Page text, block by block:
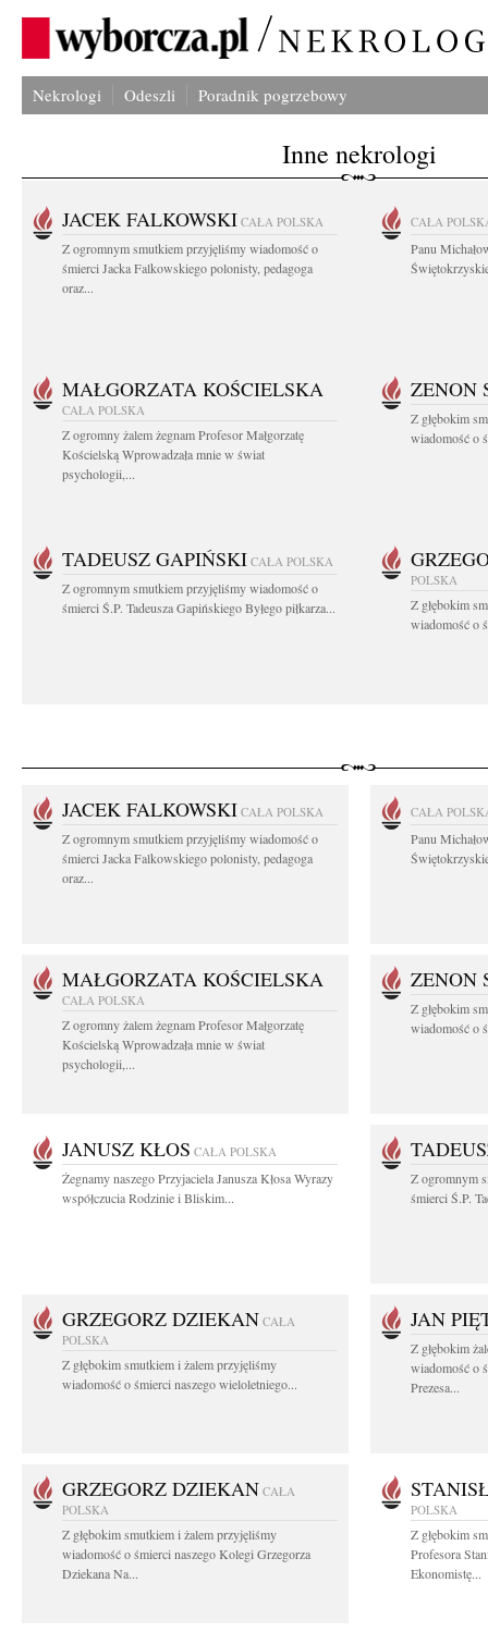
Nekrologi Odeszli Poradnik pogrzebowy
Inne nekrologi
JACEK FALKOWSKI CAŁA POLSKA
Z ogromnym smutkiem przyjęliśmy wiadomość o
śmierci Jacka Falkowskiego polonisty, pedagoga
oraz...
CAŁA
Panu
MAŁGORZATA KOŚCIELSKA
CAŁA POLSKA
Z ogromny żalem żegnam Profesor Małgorzatę
Kościelską Wprowadzała mnie w świat
psychologii,...
ZENON
Z głębokim
wiadomość o
TADEUSZ GAPIŃSKI CAŁA POLSKA
Z ogromnym smutkiem przyjęliśmy wiadomość o
śmierci Ś.P. Tadeusza Gapińskiego Byłego piłkarza...
POLSKA
Z głębokim
wiadomość o
JACEK FALKOWSKI CAŁA POLSKA
Z ogromnym smutkiem przyjęliśmy wiadomość o
śmierci Jacka Falkowskiego polonisty, pedagoga
oraz...
CAŁA
Panu
MAŁGORZATA KOŚCIELSKA
CAŁA POLSKA
Z ogromny żalem żegnam Profesor Małgorzatę
Kościelską Wprowadzała mnie w świat
psychologii,...
ZENON
Z głębokim
wiadomość o
JANUSZ KŁOS CAŁA POLSKA
Żegnamy naszego Przyjaciela Janusza Kłosa Wyrazy
współczucia Rodzinie i Bliskim...
Z ogromnym
śmierci Ś.P.
GRZEGORZ DZIEKAN CAŁA
POLSKA
Z głębokim smutkiem i żalem przyjęliśmy
wiadomość o śmierci naszego wieloletniego...
JAN
Z głębokim
wiadomość o
Prezesa...
GRZEGORZ DZIEKAN CAŁA
POLSKA
Z głębokim smutkiem i żalem przyjęliśmy
wiadomość o śmierci naszego Kolegi Grzegorza
Dziekana Na...
POLSKA
Z głębokim
Profesora
Ekonomistę...